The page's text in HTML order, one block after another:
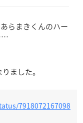
らまきくんのハー
ました。
7918072167098